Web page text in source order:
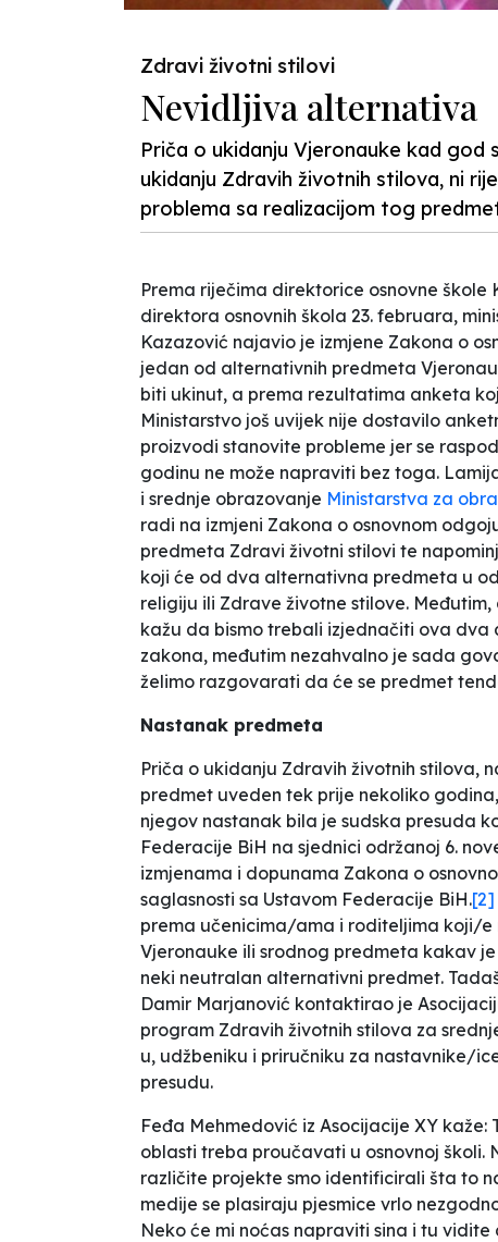
Zdravi životni stilovi
Nevidljiva alternativa
Priča o ukidanju Vjeronauke kad god
ukidanju Zdravih životnih stilova, ni
problema sa realizacijom tog
Prema riječima direktorice osnovne škole
direktora osnovnih škola 23. februara,
Kazazović najavio je izmjene Zakona o
jedan od alternativnih predmeta
biti ukinut, a prema rezultatima anketa
Ministarstvo još uvijek nije dostavilo
proizvodi stanovite probleme jer se
godinu ne može napraviti bez toga.
i srednje obrazovanje Ministarstva za
radi na izmjeni Zakona o osnovnom
predmeta Zdravi životni stilovi te
koji će od dva alternativna predmeta u
religiju ili Zdrave životne stilove.
kažu da bismo trebali izjednačiti ova
zakona, međutim nezahvalno je sada
želimo razgovarati da će se predmet
Nastanak predmeta
Priča o ukidanju Zdravih životnih stilova,
predmet uveden tek prije nekoliko
njegov nastanak bila je sudska presuda
Federacije BiH na sjednici održanoj 6.
izmjenama i dopunama Zakona o
saglasnosti sa Ustavom Federacije BiH.[2]
prema učenicima/ama i roditeljima koji/
Vjeronauke ili srodnog predmeta kakav
neki neutralan alternativni predmet.
Damir Marjanović kontaktirao je
program Zdravih životnih stilova za
u, udžbeniku i priručniku za nastavnike/
presudu.
Feđa Mehmedović iz Asocijacije XY kaže:
oblasti treba proučavati u osnovnoj školi.
različite projekte smo identificirali šta to
medije se plasiraju pjesmice vrlo
Neko će mi noćas napraviti sina i tu vidite